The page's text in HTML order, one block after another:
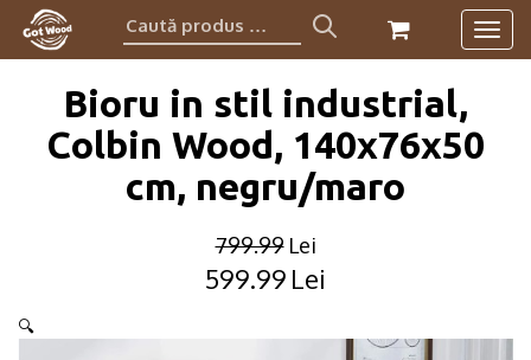
Caută
produs:
Bioru in stil industrial,
Colbin Wood, 140x76x50
cm, negru/maro
799.99 Lei
Original
was:
599.99 Lei
Current
is:
🔍